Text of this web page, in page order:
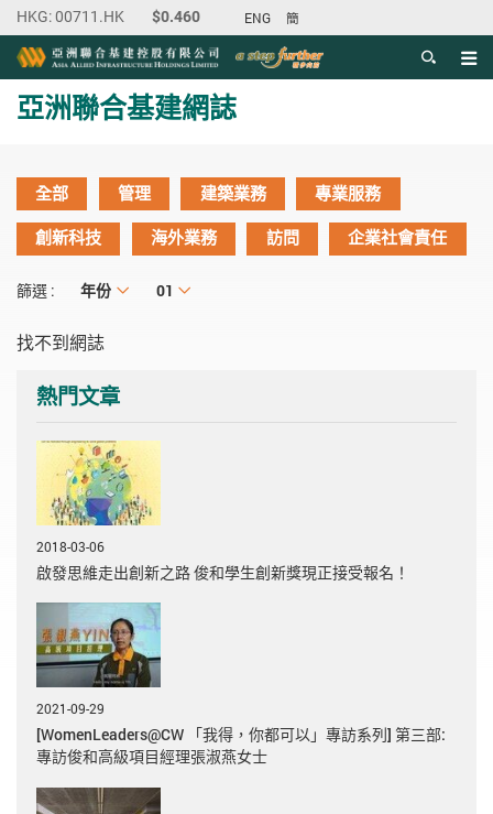
ENG 簡
目錄
主内容開始
亞洲聯合基建網誌
全部 管理 建築業務
專業服務
創新科技
海外業務 訪問 企業社會責任
篩選 : 年份
年份 月份
01
找不到網誌
熱門文章
2018-03-06
啟發思維走出創新之路 俊和學生創新獎現正接受報名！
2021-09-29
[WomenLeaders@CW 「我得，你都可以」專訪系列] 第三部:
專訪俊和高級項目經理張淑燕女士